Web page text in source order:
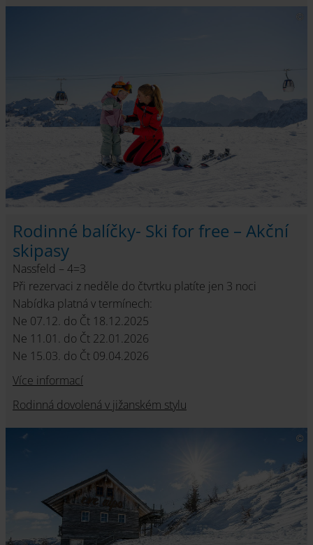
Rodinné balíčky- Ski for free – Akční
skipasy
Nassfeld – 4=3
Při rezervaci z neděle do čtvrtku platíte jen 3 noci
Nabídka platná v termínech:
Ne 07.12. do Čt 18.12.2025
Ne 11.01. do Čt 22.01.2026
Ne 15.03. do Čt 09.04.2026
Více informací
Rodinná dovolená v jižanském stylu